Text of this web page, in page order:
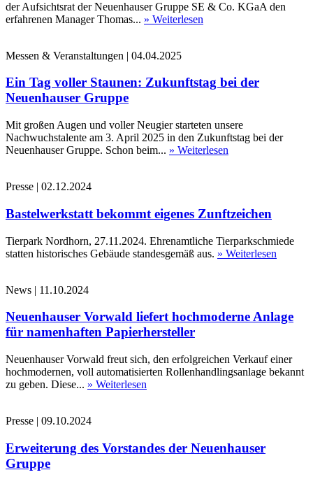
der Aufsichtsrat der Neuenhauser Gruppe SE & Co. KGaA den
erfahrenen Manager Thomas... » Weiterlesen
Messen & Veranstaltungen | 04.04.2025
Ein Tag voller Staunen: Zukunftstag bei der
Neuenhauser Gruppe
Mit großen Augen und voller Neugier starteten unsere
Nachwuchstalente am 3. April 2025 in den Zukunftstag bei der
Neuenhauser Gruppe. Schon beim... » Weiterlesen
Presse | 02.12.2024
Bastelwerkstatt bekommt eigenes Zunftzeichen
Tierpark Nordhorn, 27.11.2024. Ehrenamtliche Tierparkschmiede
statten historisches Gebäude standesgemäß aus. » Weiterlesen
News | 11.10.2024
Neuenhauser Vorwald liefert hochmoderne Anlage
für namenhaften Papierhersteller
Neuenhauser Vorwald freut sich, den erfolgreichen Verkauf einer
hochmodernen, voll automatisierten Rollenhandlingsanlage bekannt
zu geben. Diese... » Weiterlesen
Presse | 09.10.2024
Erweiterung des Vorstandes der Neuenhauser
Gruppe